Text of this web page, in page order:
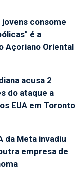
jovens consome
é a
Açoriano Oriental
acusa 2
do ataque a
EUA em Toronto
da Meta invadiu
empresa de